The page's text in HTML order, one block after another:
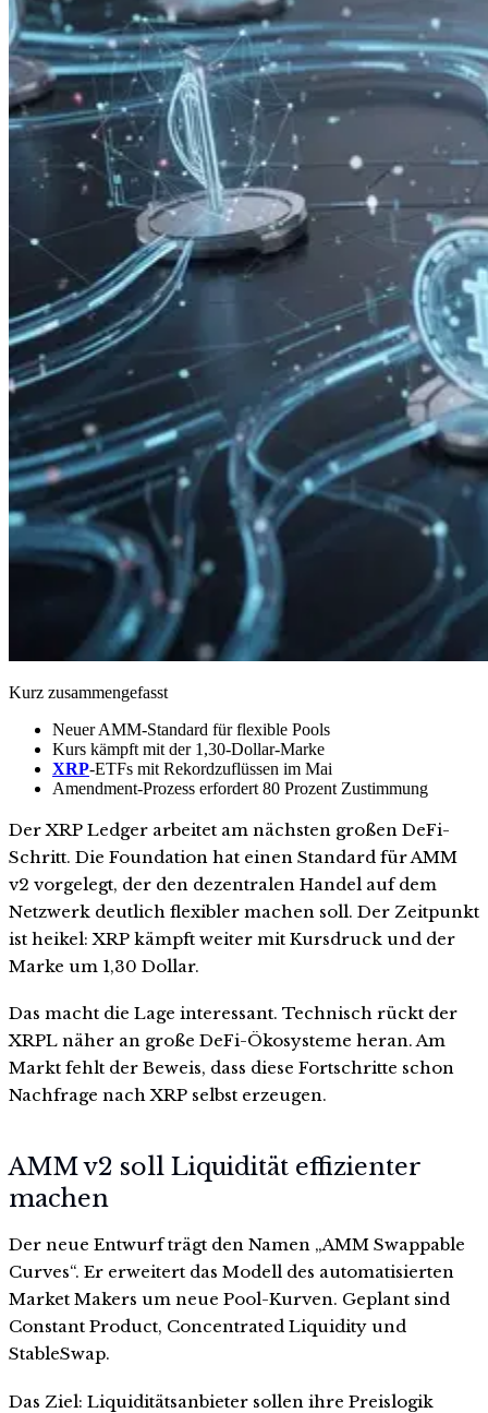
Kurz zusammengefasst
Neuer AMM-Standard für flexible Pools
Kurs kämpft mit der 1,30-Dollar-Marke
XRP-ETFs mit Rekordzuflüssen im Mai
Amendment-Prozess erfordert 80 Prozent Zustimmung
Der XRP Ledger arbeitet am nächsten großen DeFi-
Schritt. Die Foundation hat einen Standard für AMM
v2 vorgelegt, der den dezentralen Handel auf dem
Netzwerk deutlich flexibler machen soll. Der Zeitpunkt
ist heikel: XRP kämpft weiter mit Kursdruck und der
Marke um 1,30 Dollar.
Das macht die Lage interessant. Technisch rückt der
XRPL näher an große DeFi-Ökosysteme heran. Am
Markt fehlt der Beweis, dass diese Fortschritte schon
Nachfrage nach XRP selbst erzeugen.
AMM v2 soll Liquidität effizienter
machen
Der neue Entwurf trägt den Namen „AMM Swappable
Curves“. Er erweitert das Modell des automatisierten
Market Makers um neue Pool-Kurven. Geplant sind
Constant Product, Concentrated Liquidity und
StableSwap.
Das Ziel: Liquiditätsanbieter sollen ihre Preislogik